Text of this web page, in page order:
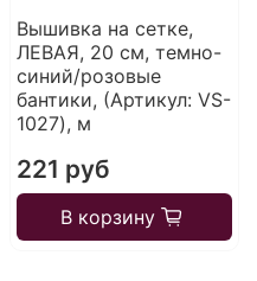
Вышивка на сетке,
ЛЕВАЯ, 20 см, темно-
синий/розовые
бантики, (Артикул: VS-
1027), м
221 руб
В корзину